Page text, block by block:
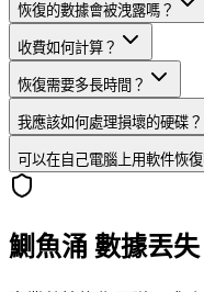
恢復的數據會被洩露嗎？
收費如何計算？
恢復需要多長時間？
我應該如何處理損壞的硬碟？
可以在自己電腦上用軟件恢復
鰂魚涌 數據丟